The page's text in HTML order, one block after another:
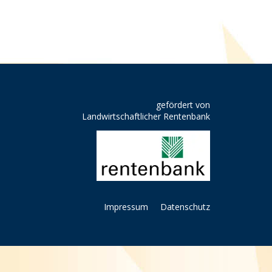
gefördert von
Landwirtschaftlicher Rentenbank
Impressum Datenschutz